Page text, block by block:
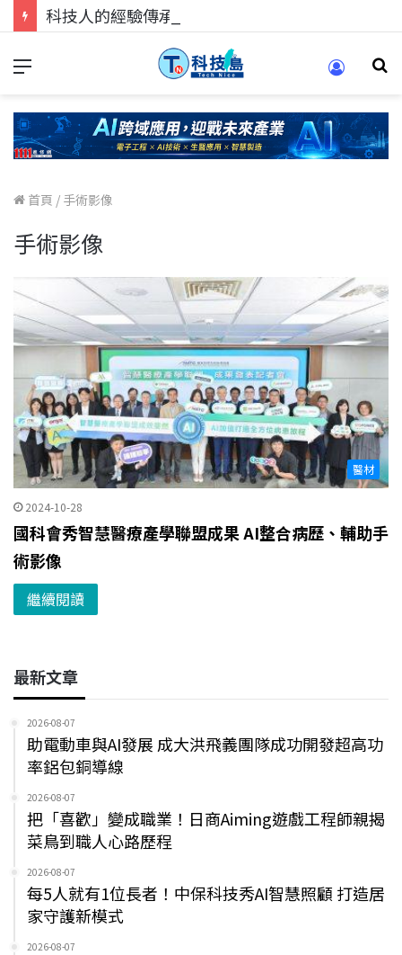
首頁 / 手術影像
手術影像
醫材
2024-10-28
國科會秀智慧醫療產學聯盟成果 AI整合病歷、輔助手
術影像
繼續閱讀
最新文章
2026-08-07
助電動車與AI發展 成大洪飛義團隊成功開發超高功
率鋁包銅導線
2026-08-07
把「喜歡」變成職業！日商Aiming遊戲工程師親揭
菜鳥到職人心路歷程
2026-08-07
每5人就有1位長者！中保科技秀AI智慧照顧 打造居
家守護新模式
2026-08-07